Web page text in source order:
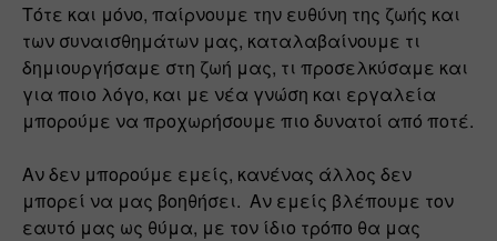
Τότε και μόνο, παίρνουμε την ευθύνη της ζωής και
των συναισθημάτων μας, καταλαβαίνουμε τι
δημιουργήσαμε στη ζωή μας, τι προσελκύσαμε και
για ποιο λόγο, και με νέα γνώση και εργαλεία
μπορούμε να προχωρήσουμε πιο δυνατοί από ποτέ.
Αν δεν μπορούμε εμείς, κανένας άλλος δεν
μπορεί να μας βοηθήσει.  Αν εμείς βλέπουμε τον
εαυτό μας ως θύμα, με τον ίδιο τρόπο θα μας